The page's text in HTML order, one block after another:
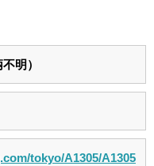
明）
tokyo/A1305/A1305